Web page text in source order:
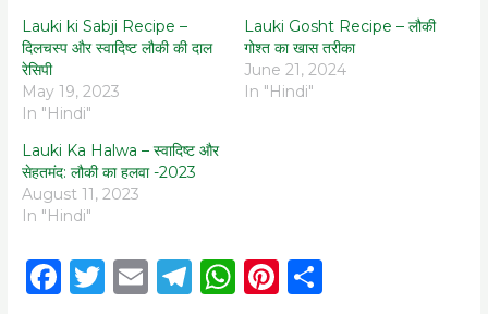
Lauki ki Sabji Recipe –
दिलचस्प और स्वादिष्ट लौकी की दाल
रेसिपी
May 19, 2023
In "Hindi"
Lauki Gosht Recipe – लौकी
गोश्त का खास तरीका
June 21, 2024
In "Hindi"
Lauki Ka Halwa – स्वादिष्ट और
सेहतमंद: लौकी का हलवा -2023
August 11, 2023
In "Hindi"
F T E T WPi S